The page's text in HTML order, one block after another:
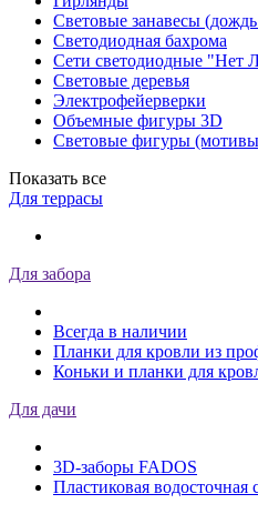
Световые занавесы
Светодиодная бахрома
Сети светодиодные "Нет
Световые деревья
Электрофейерверки
Объемные фигуры 3D
Световые фигуры
Показать все
Для террасы
Для забора
Всегда в наличии
Планки для кровли из
Коньки и планки для
Для дачи
3D-заборы FADOS
Пластиковая